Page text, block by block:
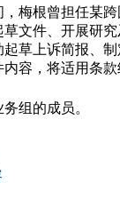
梅根曾担任某
文件、开展研
草上诉简报、
内容，将适用条
组的成员。